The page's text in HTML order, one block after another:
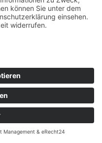
Initiative von